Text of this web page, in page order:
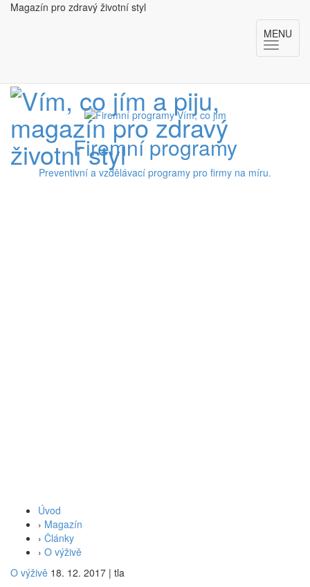
Magazín pro zdravý životní styl
MENU
Firemní programy
Preventivní a vzdělávací programy pro firmy na míru.
Úvod
› Magazín
› Články
› O výživě
O výživě 18. 12. 2017 | tla